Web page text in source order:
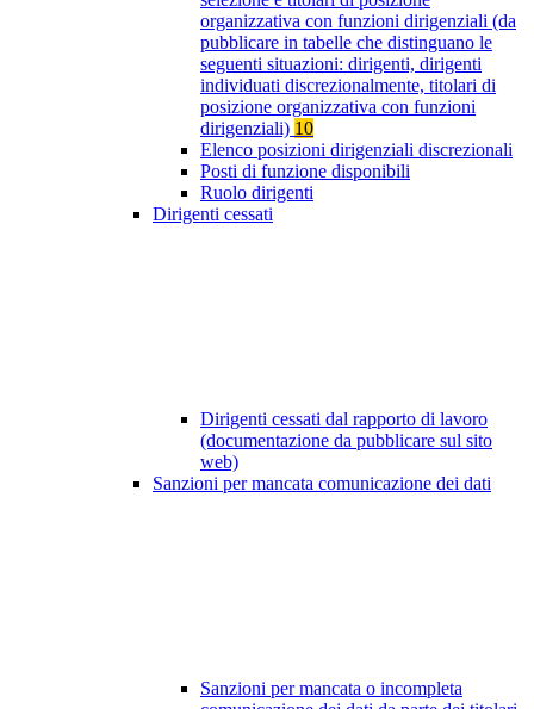
organizzativa con funzioni dirigenziali (da
pubblicare in tabelle che distinguano le
seguenti situazioni: dirigenti, dirigenti
individuati discrezionalmente, titolari di
posizione organizzativa con funzioni
dirigenziali) 10
Elenco posizioni dirigenziali discrezionali
Posti di funzione disponibili
Ruolo dirigenti
Dirigenti cessati
Dirigenti cessati dal rapporto di lavoro
(documentazione da pubblicare sul sito
web)
Sanzioni per mancata comunicazione dei dati
Sanzioni per mancata o incompleta